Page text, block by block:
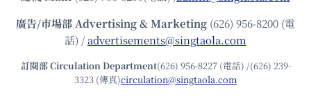
廣告/市場部Advertising & Marketing (626) 956-8200 (電
話) /advertisements@singtaola.com
訂閱部 Circulation Department(626) 956-8227 (電話) /(626) 239-
3323 (傳真)circulation@singtaola.com